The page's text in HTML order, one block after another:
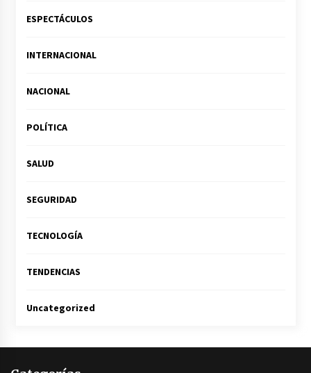
ESPECTÁCULOS
INTERNACIONAL
NACIONAL
POLÍTICA
SALUD
SEGURIDAD
TECNOLOGÍA
TENDENCIAS
Uncategorized